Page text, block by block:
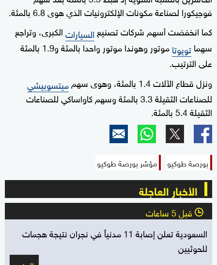
فوجيكورا لصناعة مكونات الإلكترونيات الذي هوى 6.8 بالمئة.
كما انخفضت أسهم شركات تصنيع السياراتالكبرى، وتراجع
سهماتويوتا
موتور وهوندا موتور واحدا بالمئة و1.9 بالمئة
على الترتيب.
ونزل قطاع الآلات 1.4 بالمئة، وهوى سهم
ميتسوبيشي
للصناعات الثقيلة 3.3 بالمئة وسهم كاواساكي للصناعات
الثقيلة 5.4 بالمئة.
بورصة طوكيو مؤشر بورصة طوكيو
الأخبار العاجلة
l قبل 5 ساعات
السعودية تعلن إصابة 11 مدنياً في نجران نتيجة هجمات
للحوثيين